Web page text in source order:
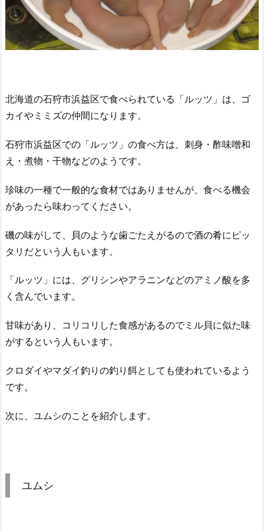
北海道の石狩市浜益区で食べられている「ルッツ」は、ゴ
カイやミミズの仲間になります。
石狩市浜益区での「ルッツ」の食べ方は、刺身・酢味噌和
え・煮物・干物などのようです。
珍味の一種で一般的な食材ではありませんが、食べる機会
があったら味わってください。
磯の味がして、貝のような歯ごたえがるので酒の肴にピッ
タリだという人もいます。
「ルッツ」には、グリシンやアラニンなどのアミノ酸を多
く含んでいます。
甘味があり、コリコリした食感があるのでミル貝に似た味
がするという人もいます。
クロダイやマダイ釣りの釣り餌としても使われているよう
です。
次に、ユムシのことを紹介します。
ユムシ